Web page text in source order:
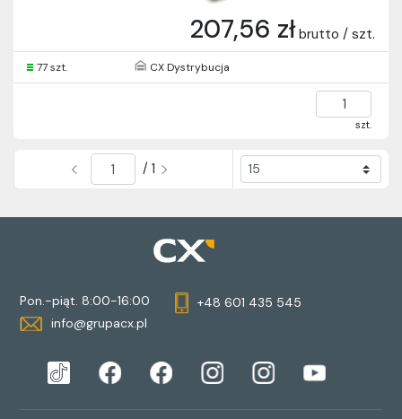
207,56 zł brutto / szt.
77 szt. CX Dystrybucja
szt.
/ 1
Pon.-piąt. 8:00-16:00
+48 601 435 545
info@grupacx.pl